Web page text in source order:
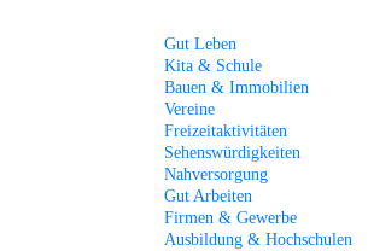
Gut Leben
Kita & Schule
Bauen & Immobilien
Vereine
Freizeitaktivitäten
Sehenswürdigkeiten
Nahversorgung
Gut Arbeiten
Firmen & Gewerbe
Ausbildung & Hochschulen
Gut zu wissen
50 JAHRE KITA – SAVE THE DATE
AKTUELLES